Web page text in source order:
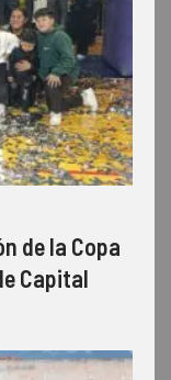
de la Copa
Capital